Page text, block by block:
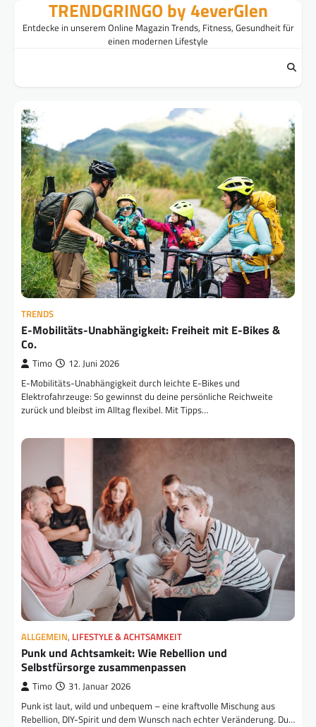
TRENDGRINGO by 4everGlen
Entdecke in unserem Online Magazin Trends, Fitness, Gesundheit für
einen modernen Lifestyle
TRENDS
E-Mobilitäts-Unabhängigkeit: Freiheit mit E-Bikes &
Co.
Timo 12. Juni 2026
E-Mobilitäts-Unabhängigkeit durch leichte E-Bikes und
Elektrofahrzeuge: So gewinnst du deine persönliche Reichweite
zurück und bleibst im Alltag flexibel. Mit Tipps…
ALLGEMEIN, LIFESTYLE & ACHTSAMKEIT
Punk und Achtsamkeit: Wie Rebellion und
Selbstfürsorge zusammenpassen
Timo 31. Januar 2026
Punk ist laut, wild und unbequem – eine kraftvolle Mischung aus
Rebellion, DIY-Spirit und dem Wunsch nach echter Veränderung. Du…